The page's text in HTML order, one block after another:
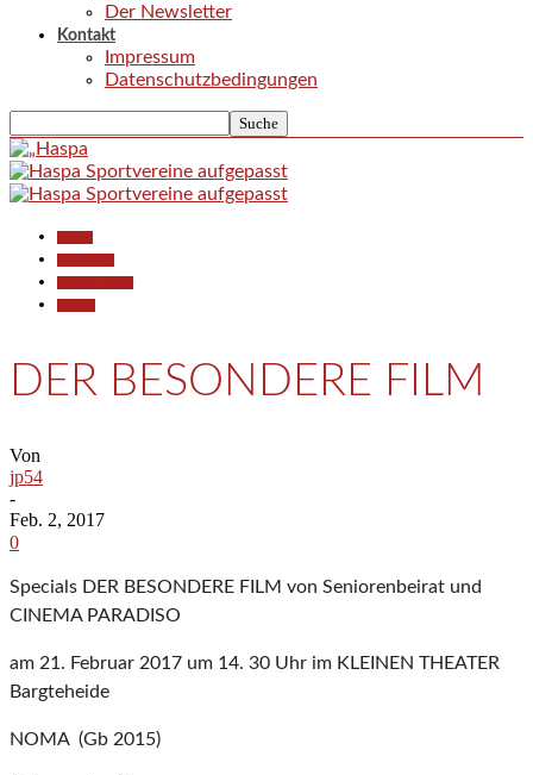
Der Newsletter
Kontakt
Impressum
Datenschutzbedingungen
DER BESONDERE FILM
Von
jp54
-
Feb. 2, 2017
0
Specials DER BESONDERE FILM von Seniorenbeirat und
CINEMA PARADISO
am 21. Februar 2017 um 14. 30 Uhr im KLEINEN THEATER
Bargteheide
NOMA (Gb 2015)